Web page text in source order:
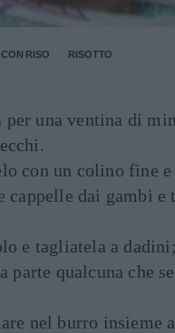
RISO RISOTTO
una ventina di
con un colino fine
dai gambi e
e tagliatela a
parte qualcuna che
nel burro insieme